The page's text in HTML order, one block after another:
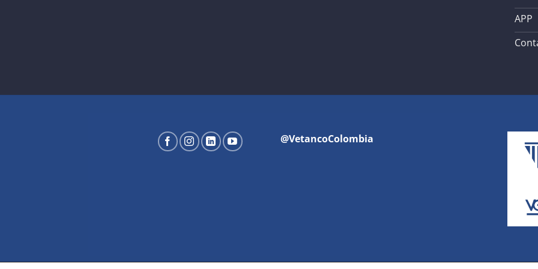
APP
@VetancoColombia